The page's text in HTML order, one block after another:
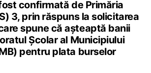
confirmată de Primăria
3, prin răspuns la solicitarea
spune că așteaptă banii
Școlar al Municipiului
pentru plata burselor